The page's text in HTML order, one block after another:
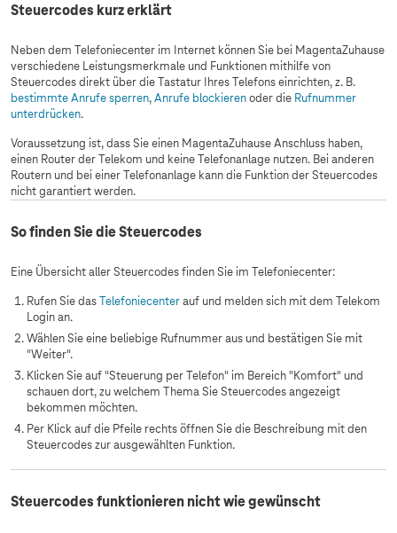
Steuercodes kurz erklärt
Neben dem Telefoniecenter im Internet können Sie bei MagentaZuhause
verschiedene Leistungsmerkmale und Funktionen mithilfe von
Steuercodes direkt über die Tastatur Ihres Telefons einrichten, z. B.
bestimmte Anrufe sperren,Anrufe blockierenoder die Rufnummer
unterdrücken.
Voraussetzung ist, dass Sie einen MagentaZuhause Anschluss haben,
einen Router der Telekom und keine Telefonanlage nutzen. Bei anderen
Routern und bei einer Telefonanlage kann die Funktion der Steuercodes
nicht garantiert werden.
So finden Sie die Steuercodes
Eine Übersicht aller Steuercodes finden Sie im Telefoniecenter:
Rufen Sie dasTelefoniecenterauf und melden sich mit dem Telekom
Login an.
Wählen Sie eine beliebige Rufnummer aus und bestätigen Sie mit
"Weiter".
Klicken Sie auf "Steuerung per Telefon" im Bereich "Komfort" und
schauen dort, zu welchem Thema Sie Steuercodes angezeigt
bekommen möchten.
Per Klick auf die Pfeile rechts öffnen Sie die Beschreibung mit den
Steuercodes zur ausgewählten Funktion.
Steuercodes funktionieren nicht wie gewünscht